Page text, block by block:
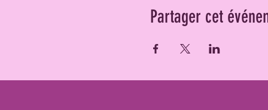
Partager cet